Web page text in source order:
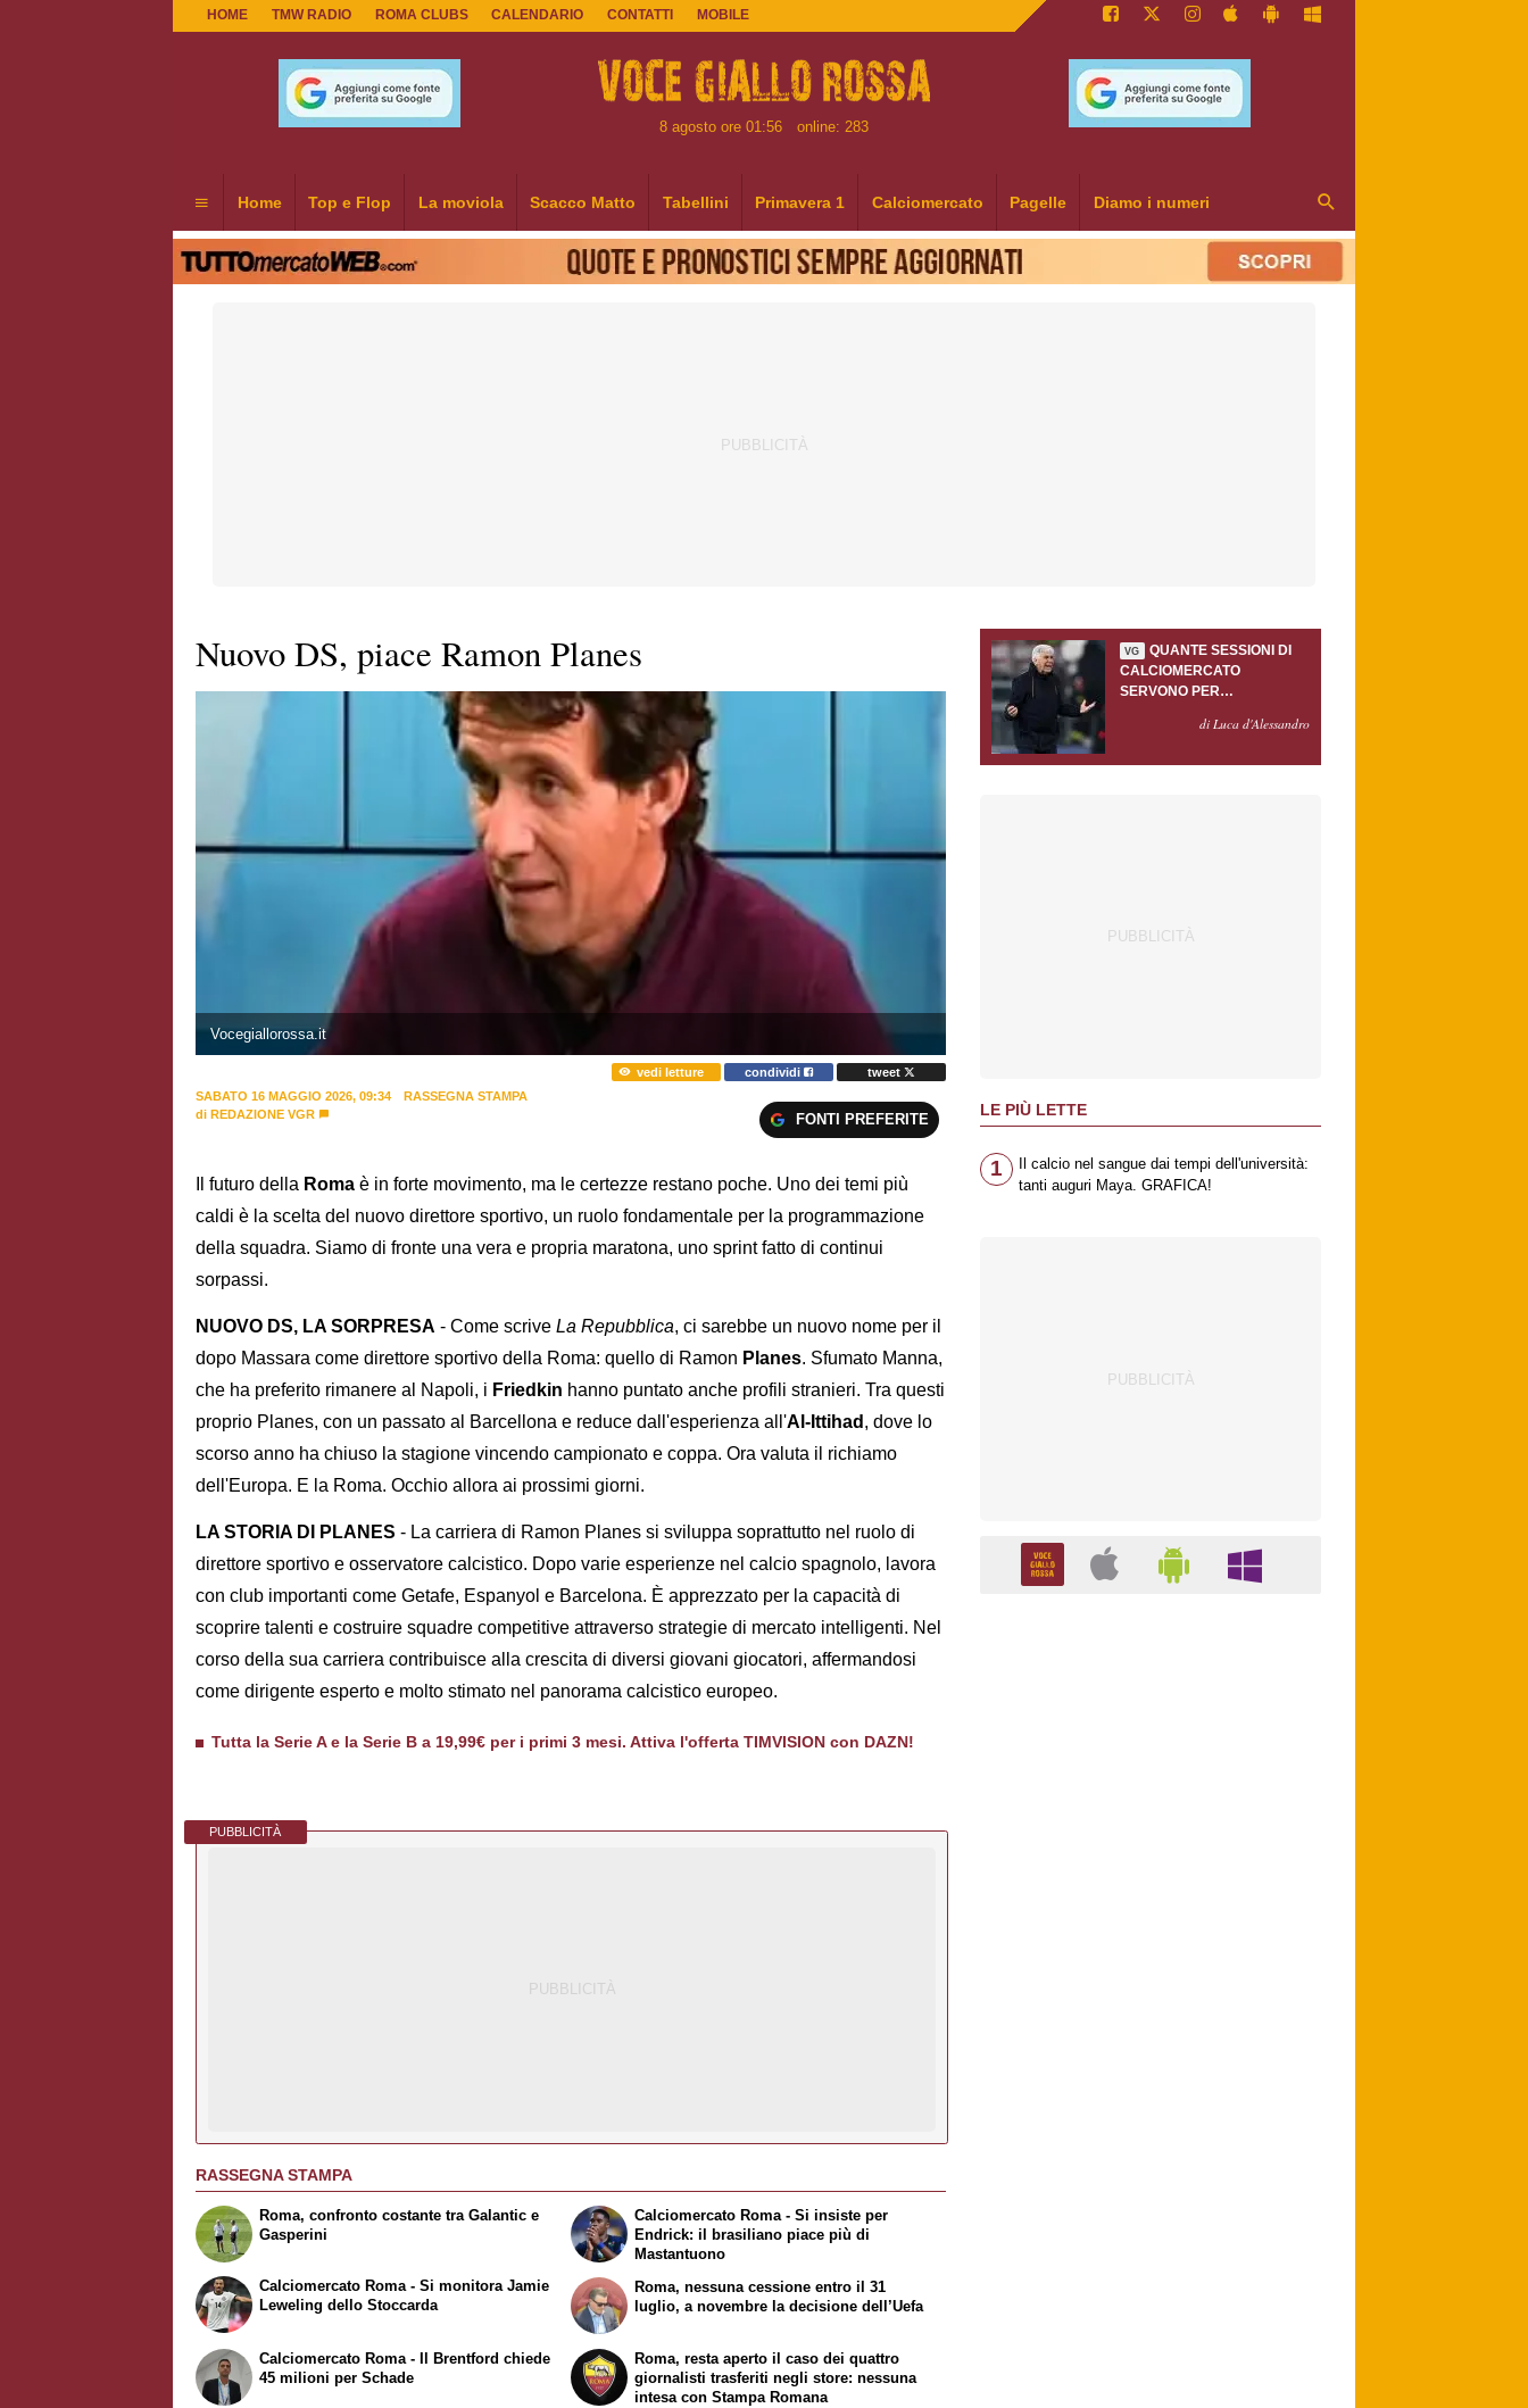
HOME TMW RADIO ROMA CLUBS CALENDARIO CONTATTI MOBILE
8 agosto ore 01:56 online: 283
Home Top e Flop La moviola Scacco Matto Tabellini Primavera 1 Calciomercato Pagelle Diamo i numeri
Nuovo DS, piace Ramon Planes
Vocegiallorossa.it
vedi letture condividi
tweet
SABATO 16 MAGGIO 2026, 09:34
RASSEGNA STAMPA
di REDAZIONE VGR FONTI PREFERITE
Il futuro della Roma è in forte movimento, ma le certezze restano poche. Uno dei temi più
caldi è la scelta del nuovo direttore sportivo, un ruolo fondamentale per la programmazione
della squadra. Siamo di fronte una vera e propria maratona, uno sprint fatto di continui
sorpassi.
NUOVO DS, LA SORPRESA - Come scrive La Repubblica, ci sarebbe un nuovo nome per il
dopo Massara come direttore sportivo della Roma: quello di Ramon Planes. Sfumato Manna,
che ha preferito rimanere al Napoli, i Friedkin hanno puntato anche profili stranieri. Tra questi
proprio Planes, con un passato al Barcellona e reduce dall'esperienza all'Al-Ittihad , dove lo
scorso anno ha chiuso la stagione vincendo campionato e coppa. Ora valuta il richiamo
dell'Europa. E la Roma. Occhio allora ai prossimi giorni.
LA STORIA DI PLANES - La carriera di Ramon Planes si sviluppa soprattutto nel ruolo di
direttore sportivo e osservatore calcistico. Dopo varie esperienze nel calcio spagnolo, lavora
con club importanti come Getafe, Espanyol e Barcelona. È apprezzato per la capacità di
scoprire talenti e costruire squadre competitive attraverso strategie di mercato intelligenti. Nel
corso della sua carriera contribuisce alla crescita di diversi giovani giocatori, affermandosi
come dirigente esperto e molto stimato nel panorama calcistico europeo.
Tutta la Serie A e la Serie B a 19,99€ per i primi 3 mesi. Attiva l'offerta TIMVISION con DAZN!
PUBBLICITÀ
RASSEGNA STAMPA
Roma, confronto costante tra Galantic e
Gasperini
Calciomercato Roma - Si monitora Jamie
Leweling dello Stoccarda
Calciomercato Roma - Si insiste per
Endrick: il brasiliano piace più di
Mastantuono
Roma, nessuna cessione entro il 31
luglio, a novembre la decisione dell’Uefa
Calciomercato Roma - Il Brentford chiede
45 milioni per Schade
Roma, resta aperto il caso dei quattro
giornalisti trasferiti negli store: nessuna
intesa con Stampa Romana
VG
QUANTE SESSIONI DI
CALCIOMERCATO
SERVONO PER
GASPERINI?di Luca d'Alessandro
LE PIÙ LETTE
1
Il calcio nel sangue dai tempi dell'università:
tanti auguri Maya. GRAFICA!